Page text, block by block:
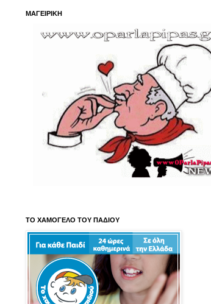
ΜΑΓΕΙΡΙΚΗ
ΤΟ ΧΑΜΟΓΕΛΟ ΤΟΥ ΠΑΔΙΟΥ